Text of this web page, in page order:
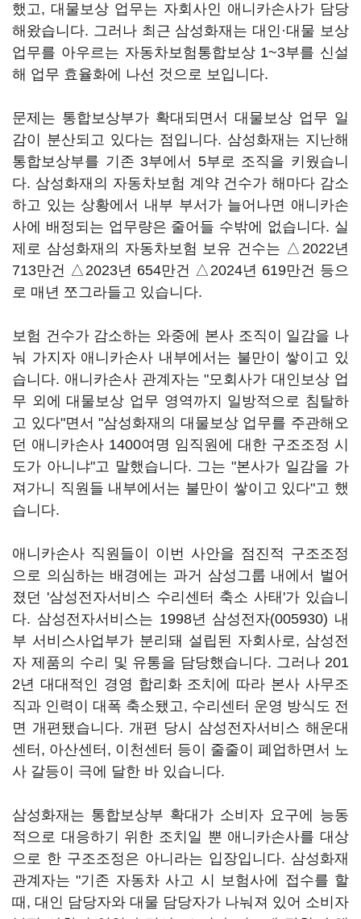
했고, 대물보상 업무는 자회사인 애니카손사가 담당
해왔습니다. 그러나 최근 삼성화재는 대인·대물 보상
업무를 아우르는 자동차보험통합보상 1~3부를 신설
해 업무 효율화에 나선 것으로 보입니다.
문제는 통합보상부가 확대되면서 대물보상 업무 일
감이 분산되고 있다는 점입니다. 삼성화재는 지난해
통합보상부를 기존 3부에서 5부로 조직을 키웠습니
다. 삼성화재의 자동차보험 계약 건수가 해마다 감소
하고 있는 상황에서 내부 부서가 늘어나면 애니카손
사에 배정되는 업무량은 줄어들 수밖에 없습니다. 실
제로 삼성화재의 자동차보험 보유 건수는 △2022년
713만건 △2023년 654만건 △2024년 619만건 등으
로 매년 쪼그라들고 있습니다.
보험 건수가 감소하는 와중에 본사 조직이 일감을 나
눠 가지자 애니카손사 내부에서는 불만이 쌓이고 있
습니다. 애니카손사 관계자는 "모회사가 대인보상 업
무 외에 대물보상 업무 영역까지 일방적으로 침탈하
고 있다"면서 "삼성화재의 대물보상 업무를 주관해오
던 애니카손사 1400여명 임직원에 대한 구조조정 시
도가 아니냐"고 말했습니다. 그는 "본사가 일감을 가
져가니 직원들 내부에서는 불만이 쌓이고 있다"고 했
습니다.
애니카손사 직원들이 이번 사안을 점진적 구조조정
으로 의심하는 배경에는 과거 삼성그룹 내에서 벌어
졌던 '삼성전자서비스 수리센터 축소 사태'가 있습니
다. 삼성전자서비스는 1998년 삼성전자(005930) 내
부 서비스사업부가 분리돼 설립된 자회사로, 삼성전
자 제품의 수리 및 유통을 담당했습니다. 그러나 201
2년 대대적인 경영 합리화 조치에 따라 본사 사무조
직과 인력이 대폭 축소됐고, 수리센터 운영 방식도 전
면 개편됐습니다. 개편 당시 삼성전자서비스 해운대
센터, 아산센터, 이천센터 등이 줄줄이 폐업하면서 노
사 갈등이 극에 달한 바 있습니다.
삼성화재는 통합보상부 확대가 소비자 요구에 능동
적으로 대응하기 위한 조치일 뿐 애니카손사를 대상
으로 한 구조조정은 아니라는 입장입니다. 삼성화재
관계자는 "기존 자동차 사고 시 보험사에 접수를 할
때, 대인 담당자와 대물 담당자가 나눠져 있어 소비자